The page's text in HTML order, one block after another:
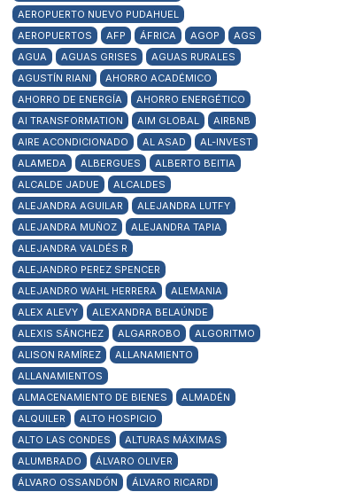
AEROPUERTO NUEVO PUDAHUEL
AEROPUERTOS
AFP ÁFRICA AGOP
AGS
AGUA
AGUAS GRISES
AGUAS RURALES
AGUSTÍN RIANI
AHORRO ACADÉMICO
AHORRO DE ENERGÍA
AHORRO ENERGÉTICO
AI TRANSFORMATION
AIM GLOBAL
AIRBNB
AIRE ACONDICIONADO
AL ASAD
AL-INVEST
ALAMEDA
ALBERGUES
ALBERTO BEITIA
ALCALDE JADUE
ALCALDES
ALEJANDRA AGUILAR
ALEJANDRA LUTFY
ALEJANDRA MUÑOZ
ALEJANDRA TAPIA
ALEJANDRA VALDÉS R
ALEJANDRO PEREZ SPENCER
ALEJANDRO WAHL HERRERA
ALEMANIA
ALEX ALEVY
ALEXANDRA BELAÚNDE
ALEXIS SÁNCHEZ
ALGARROBO
ALGORITMO
ALISON RAMÍREZ
ALLANAMIENTO
ALLANAMIENTOS
ALMACENAMIENTO DE BIENES
ALMADÉN
ALQUILER
ALTO HOSPICIO
ALTO LAS CONDES
ALTURAS MÁXIMAS
ALUMBRADO
ÁLVARO OLIVER
ÁLVARO OSSANDÓN
ÁLVARO RICARDI